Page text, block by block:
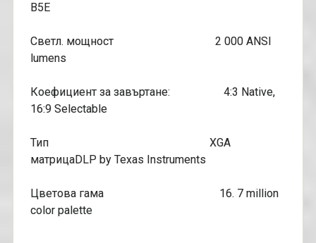
B5E
Светл. мощност 2 000 ANSI
lumens
Коефициент за завъртане: 4:3 Native,
16:9 Selectable
Тип XGA
матрицаDLP by Texas Instruments
Цветова гама 16. 7 million
color palette